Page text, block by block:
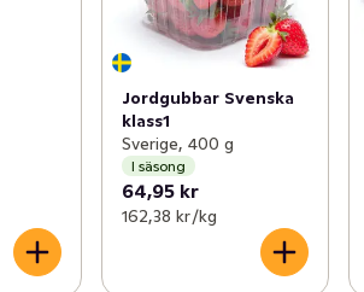
Jordgubbar Svenska
klass1
Sverige, 400 g
I säsong
64,95 kr
162,38 kr /kg